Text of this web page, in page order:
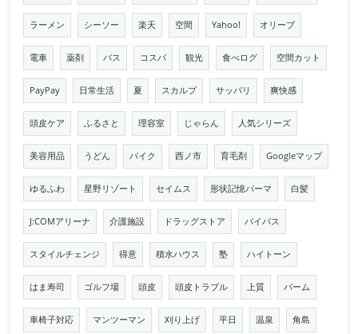
ラーメン シーソー 楽天 空間 Yahoo! オリーブ
電車 薬剤 バス コスパ 観光 食べログ 空間カット
PayPay 日常生活 夏 スカルプ サッパリ 爽快感
頭皮ケア ふるさと 理容室 じゃらん 人気シリーズ
美容用品 うどん バイク 西ノ市 育毛剤 Googleマップ
ゆるふわ 星野リゾート セイムス 形状記憶パーマ 白髪
J:COMアリーナ 介護施設 ドラッグストア バイパス
スタイルチェンジ 得意 積水ハウス 塾 ハイトーン
はま寿司 ゴルフ場 頭皮 頭皮トラブル 上質 バーム
車椅子対応 マンツーマン 刈り上げ 平日 温泉 角島